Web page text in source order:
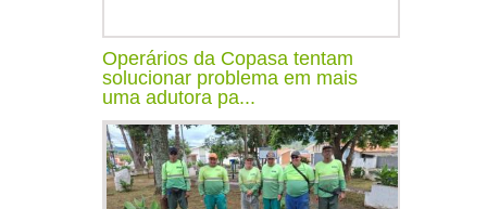
Operários da Copasa tentam
solucionar problema em mais
uma adutora pa...